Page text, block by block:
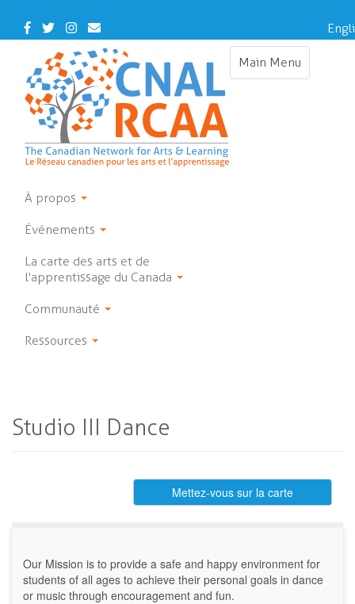
main
Facebook
TwitterInstagram
Contact
Us
Main Menu
Toggle
À propos
Événements
La carte des arts et de
l'apprentissage du Canada
Communauté
Ressources
Studio III Dance
Mettez-vous sur la carte
Our Mission is to provide a safe and happy environment for
students of all ages to achieve their personal goals in dance
or music through encouragement and fun.